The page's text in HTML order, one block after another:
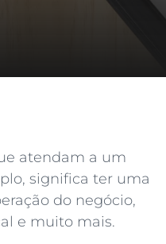
atendam a um
significa ter uma
do negócio,
e muito mais.